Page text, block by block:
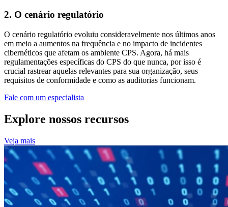
2. O cenário regulatório
O cenário regulatório evoluiu consideravelmente nos últimos anos
em meio a aumentos na frequência e no impacto de incidentes
cibernéticos que afetam os ambiente CPS. Agora, há mais
regulamentações específicas do CPS do que nunca, por isso é
crucial rastrear aquelas relevantes para sua organização, seus
requisitos de conformidade e como as auditorias funcionam.
Fale com um especialista
Explore nossos recursos
Veja mais